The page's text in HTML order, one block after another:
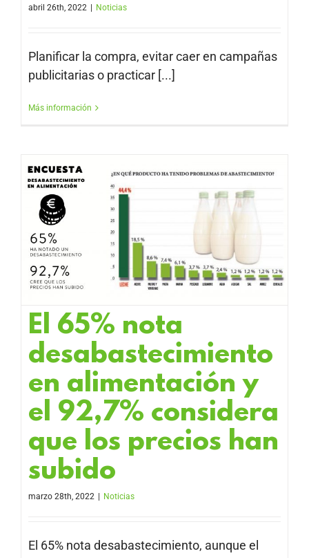
abril 26th, 2022 Noticias
Planificar la compra, evitar caer en campañas
publicitarias o practicar [...]
Más información
El 65% nota
desabastecimiento
en alimentación y
el 92,7% considera
que los precios han
subido
marzo 28th, 2022 Noticias
El 65% nota desabastecimiento, aunque el